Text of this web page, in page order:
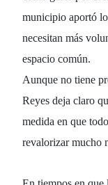
municipio aportó
necesitan más
espacio común.
Aunque no tiene
Reyes deja claro
medida en que
revalorizar mucho